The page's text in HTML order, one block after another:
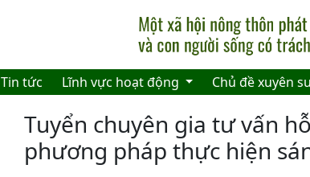
Tin tức Lĩnh vực hoạt động Chủ đề xuyên
Tuyển chuyên gia tư vấn
phương pháp thực hiện